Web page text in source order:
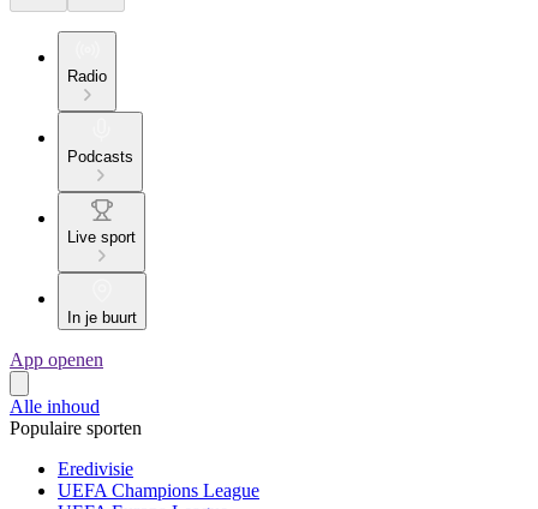
Radio
Podcasts
Live sport
In je buurt
App openen
Alle inhoud
Populaire sporten
Eredivisie
UEFA Champions League